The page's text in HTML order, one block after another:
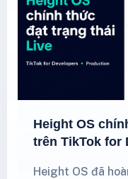
Height OS
trên TikTok for
Height OS đã